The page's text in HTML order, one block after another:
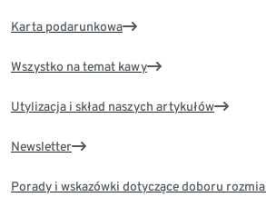
Karta podarunkowa
Wszystko na temat kawy
Utylizacja i skład naszych artykułów
Newsletter
Porady i wskazówki dotyczące doboru